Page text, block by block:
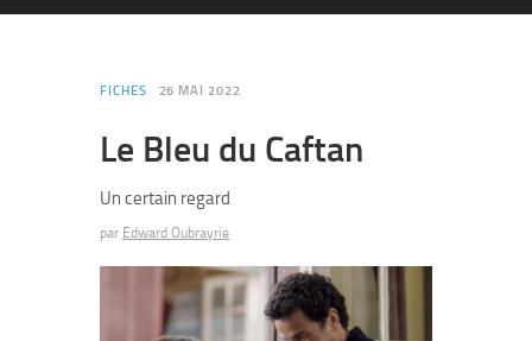
FICHES 26 MAI 2022
Le Bleu du Caftan
Un certain regard
par Edward Oubrayrie